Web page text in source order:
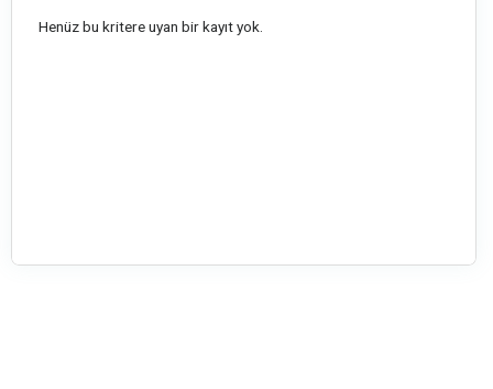
Henüz bu kritere uyan bir kayıt yok.